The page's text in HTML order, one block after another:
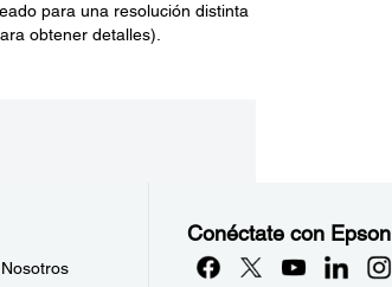
para una resolución distinta
obtener detalles).
Conéctate con Epson